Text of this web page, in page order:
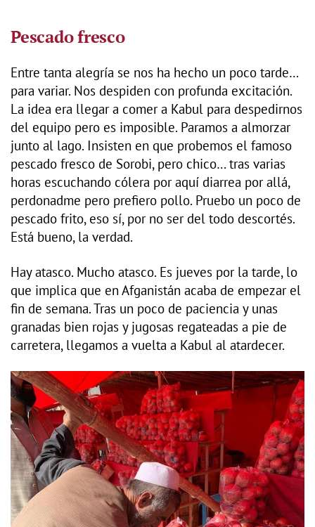
Pescado fresco
Entre tanta alegría se nos ha hecho un poco tarde…
para variar. Nos despiden con profunda excitación.
La idea era llegar a comer a Kabul para despedirnos
del equipo pero es imposible. Paramos a almorzar
junto al lago. Insisten en que probemos el famoso
pescado fresco de Sorobi, pero chico… tras varias
horas escuchando cólera por aquí diarrea por allá,
perdonadme pero prefiero pollo. Pruebo un poco de
pescado frito, eso sí, por no ser del todo descortés.
Está bueno, la verdad.
Hay atasco. Mucho atasco. Es jueves por la tarde, lo
que implica que en Afganistán acaba de empezar el
fin de semana. Tras un poco de paciencia y unas
granadas bien rojas y jugosas regateadas a pie de
carretera, llegamos a vuelta a Kabul al atardecer.